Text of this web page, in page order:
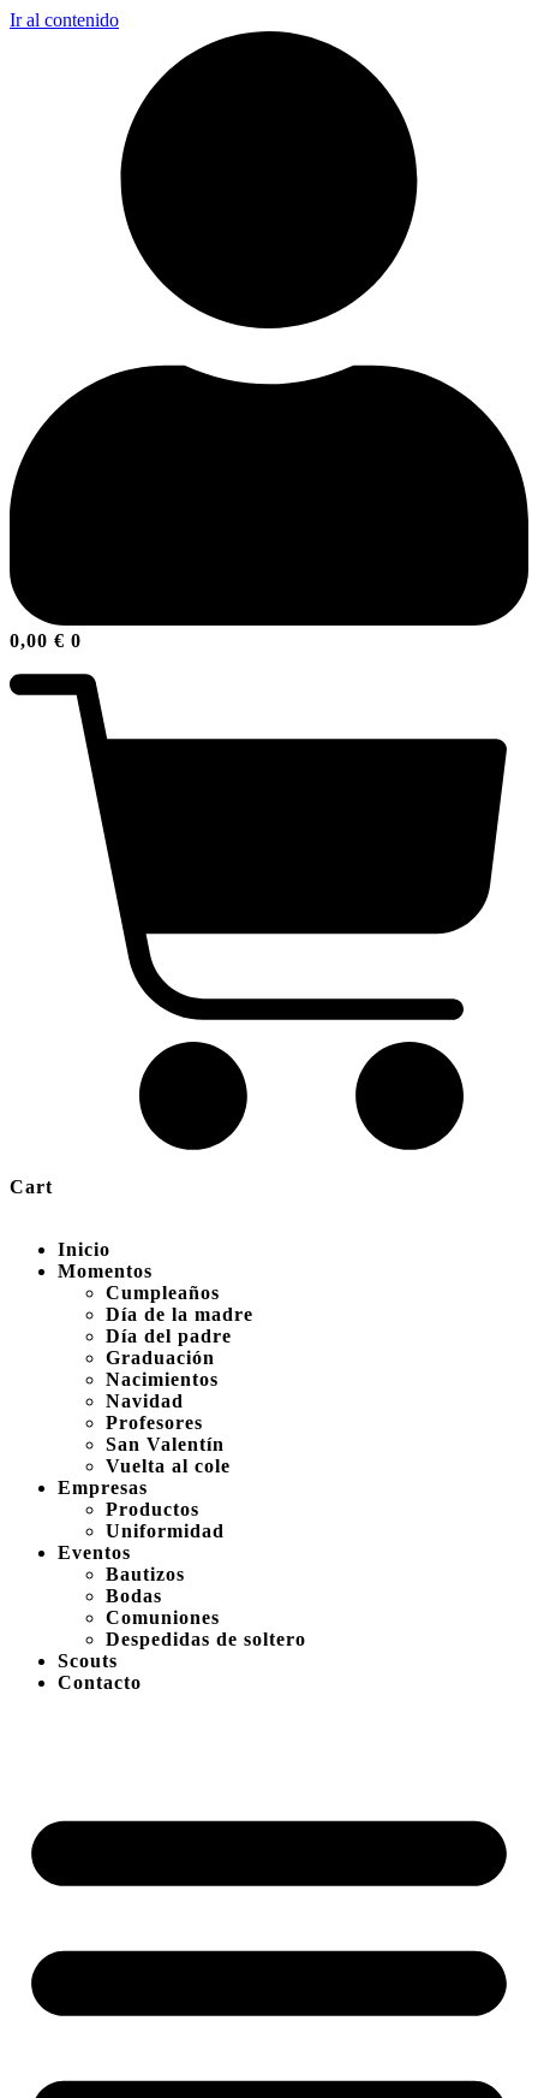
Ir al contenido
0,00 € 0
Cart
Inicio
Momentos
Cumpleaños
Día de la madre
Día del padre
Graduación
Nacimientos
Navidad
Profesores
San Valentín
Vuelta al cole
Empresas
Productos
Uniformidad
Eventos
Bautizos
Bodas
Comuniones
Despedidas de soltero
Scouts
Contacto